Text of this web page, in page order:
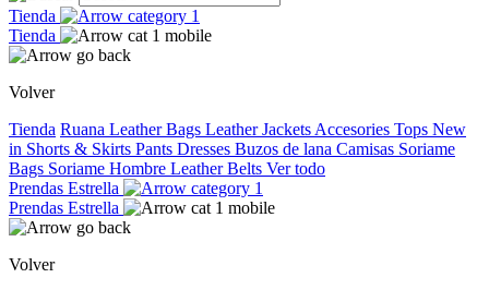
Tienda
Tienda
Volver
Tienda Ruana Leather Bags Leather Jackets Accesories Tops New
in Shorts & Skirts Pants Dresses Buzos de lana Camisas Soriame
Bags Soriame Hombre Leather Belts Ver todo
Prendas Estrella
Prendas Estrella
Volver